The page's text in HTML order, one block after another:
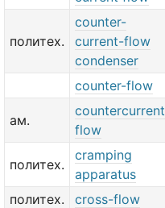
политех.
counter-
current-flow
condenser
counter-flow
ам.
countercurrent
flow
политех.
cramping
apparatus
политех.
cross-flow